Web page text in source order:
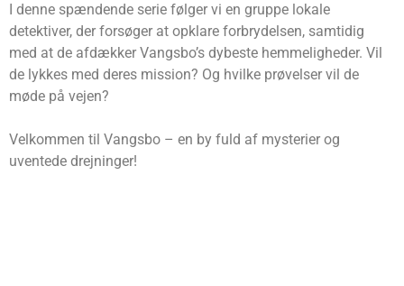
I denne spændende serie følger vi en gruppe lokale
detektiver, der forsøger at opklare forbrydelsen, samtidig
med at de afdækker Vangsbo’s dybeste hemmeligheder. Vil
de lykkes med deres mission? Og hvilke prøvelser vil de
møde på vejen?
Velkommen til Vangsbo – en by fuld af mysterier og
uventede drejninger!